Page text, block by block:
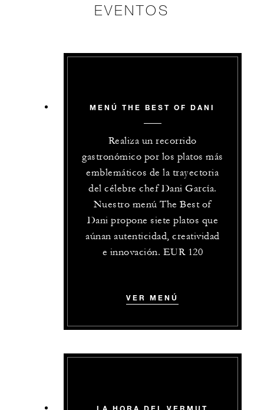
EVENTOS
MENÚ THE BEST OF DANI
Realiza un recorrido
gastronómico por los platos más
emblemáticos de la trayectoria
del célebre chef Dani García.
Nuestro menú The Best of
Dani propone siete platos que
aúnan autenticidad, creatividad
e innovación. EUR 120
VER MENÚ